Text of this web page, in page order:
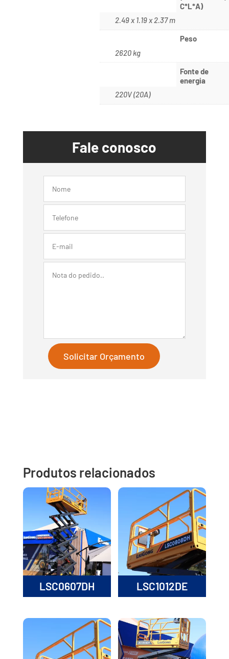
C*L*A)
2.49 x 1.19 x 2.37 m
Peso
2620 kg
Fonte de
energia
220V (20A)
Fale conosco
Solicitar Orçamento
Produtos relacionados
LSC0607DH LSC1012DE